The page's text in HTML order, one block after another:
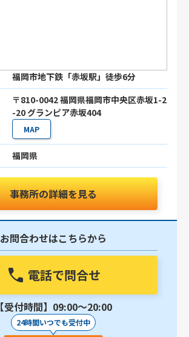
福岡市地下鉄「赤坂駅」徒歩6分
〒810-0042 福岡県福岡市中央区赤坂1-2
-20 グランピア赤坂404
MAP
福岡県
事務所の詳細を見る
お問合わせはこちらから
電話で問合せ
【受付時間】09:00〜20:00
24時間いつでも受付中